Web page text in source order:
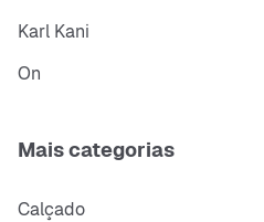
Karl Kani
On
Mais categorias
Calçado